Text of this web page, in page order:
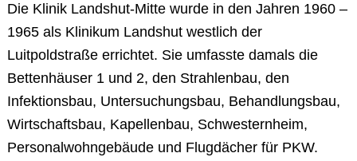
Die Klinik Landshut-Mitte wurde in den Jahren 1960 –
1965 als Klinikum Landshut westlich der
Luitpoldstraße errichtet. Sie umfasste damals die
Bettenhäuser 1 und 2, den Strahlenbau, den
Infektionsbau, Untersuchungsbau, Behandlungsbau,
Wirtschaftsbau, Kapellenbau, Schwesternheim,
Personalwohngebäude und Flugdächer für PKW.